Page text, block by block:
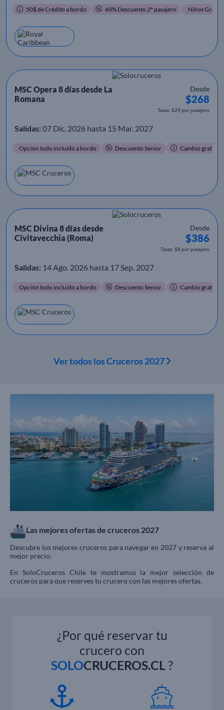
50$ de Crédito a bordo 60% Descuento 2º pasajero Niños Gratis
MSC Opera 8 días desde La
Romana
Desde
$268
Tasas: $29 por pasajero
Salidas: 07 Dic. 2026 hasta 15 Mar. 2027
Opción todo incluido a bordo Descuento Senior Cambio gratis
MSC Divina 8 días desde
Civitavecchia (Roma)
Desde
$386
Tasas: $8 por pasajero
Salidas: 14 Ago. 2026 hasta 17 Sep. 2027
Opción todo incluido a bordo Descuento Senior Cambio gratis
Ver todos los Cruceros 2027
Las mejores ofertas de cruceros 2027
Descubre los mejores cruceros para navegar en 2027 y reserva al
mejor precio.
En SoloCruceros Chile te mostramos la mejor selección de
cruceros para que reserves tu crucero con las mejores ofertas.
¿Por qué reservar tu
crucero con
SOLOCRUCEROS.CL?